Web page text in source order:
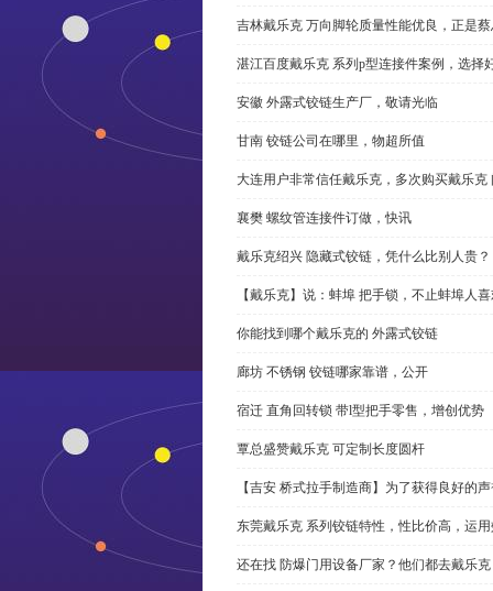
吉林戴乐克 万向脚轮质量性能优良，正是
湛江百度戴乐克 系列p型连接件案例，选择
安徽 外露式铰链生产厂，敬请光临
甘南 铰链公司在哪里，物超所值
大连用户非常信任戴乐克，多次购买戴乐克
襄樊 螺纹管连接件订做，快讯
戴乐克绍兴 隐藏式铰链，凭什么比别人贵？
【戴乐克】说：蚌埠 把手锁，不止蚌埠人
你能找到哪个戴乐克的 外露式铰链
廊坊 不锈钢 铰链哪家靠谱，公开
宿迁 直角回转锁 带l型把手零售，增创优势
覃总盛赞戴乐克 可定制长度圆杆
【吉安 桥式拉手制造商】为了获得良好的
东莞戴乐克 系列铰链特性，性比价高，运
还在找 防爆门用设备厂家？他们都去戴乐克